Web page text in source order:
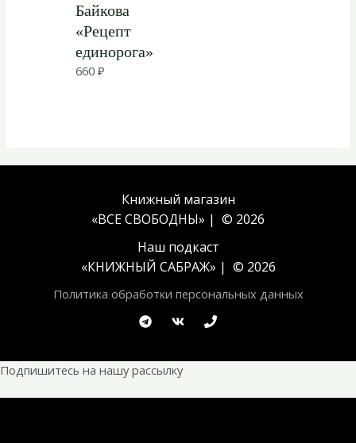
Байкова
«Рецепт
единорога»
660₽
Книжный магазин
«ВСЕ СВОБОДНЫ» | © 2026
Наш подкаст
«КНИЖНЫЙ САБРАЖ» | © 2026
Политика обработки персональных данных
Подпишитесь на нашу рассылку